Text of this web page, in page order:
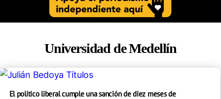
Universidad de Medellín
El político liberal cumple una sanción de diez meses de